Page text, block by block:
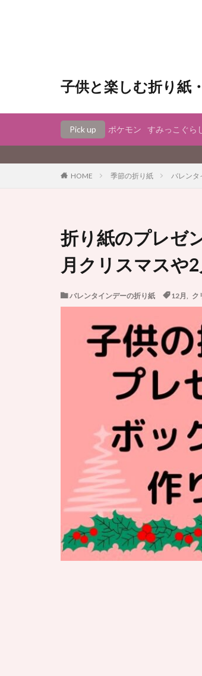
子供と楽しむ折り紙
Pick up ポケモン すみっこぐら
HOME 季節の折り紙 バレンタ
折り紙のプレゼ
月クリスマスや
バレンタインデーの折り紙 12月 ク